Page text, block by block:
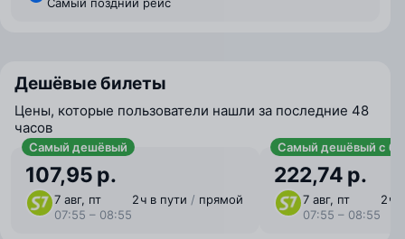
Дешёвые билеты
Цены, которые пользователи нашли за последние 48
часов
Самый дешёвый
107,95 р.
7 авг, пт
07:55 – 08:55
2 ⁠ч в пути / прямой
Самый дешёвый с
222,74 р.
7 авг, пт
07:55 – 08:55
2 ⁠ч